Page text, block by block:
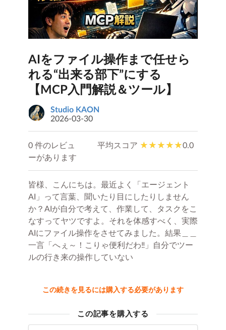
AIをファイル操作まで任せら
れる“出来る部下”にする
【MCP入門解説＆ツール】
Studio KAON
2026-03-30
0 件のレビュ
ーがあります
平均スコア 0.0
皆様、こんにちは。最近よく「エージェント
AI」って言葉、聞いたり目にしたりしません
か？AIが自分で考えて、作業して、タスクをこ
なすってヤツですよ。それを体感すべく、実際
AIにファイル操作をさせてみました。結果＿＿
一言「へぇ～！こりゃ便利だわ‼」自分でツー
ルの行き来の操作していない
この続きを見るには購入する必要があります
この記事を購入する